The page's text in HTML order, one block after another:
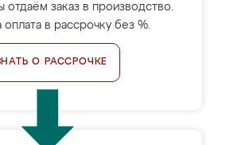
отдаём заказ в производство.
в рассрочку без %.
О РАССРОЧКЕ